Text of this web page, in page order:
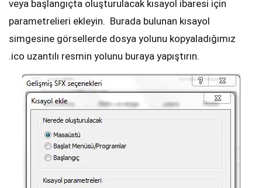
veya başlangıçta oluşturulacak kısayol ibaresi için
parametrelieri ekleyin. Burada bulunan kısayol
simgesine görsellerde dosya yolunu kopyaladığımız
.ico uzantılı resmin yolunu buraya yapıştırın.